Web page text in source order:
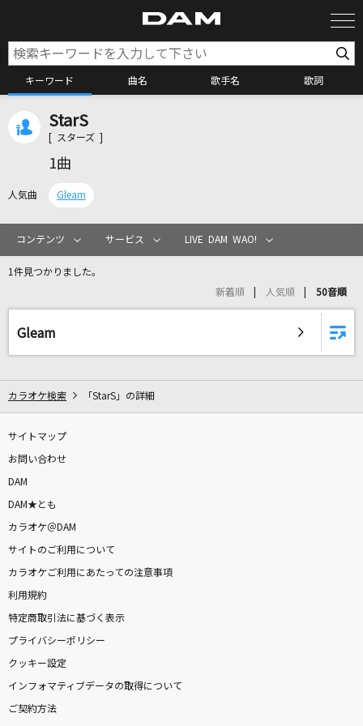
キーワード 曲名 歌手名 歌詞
カラオケリクエスト
MY FIRST STORY
紅(KURENAI)
愛唄
GReeeeN
秒針を噛む
ずっと真夜中でいいのに。
ここにはないもの
StarS
[ スターズ ]
1曲
人気曲 Gleam
コンテンツ サービス LIVE DAM WAO!
1件見つかりました。
新着順 人気順 50音順
Gleam
カラオケ検索 「StarS」の詳細
サイトマップ
お問い合わせ
DAM
DAM★とも
カラオケ＠DAM
サイトのご利用について
カラオケご利用にあたっての注意事項
利用規約
特定商取引法に基づく表示
プライバシーポリシー
クッキー設定
インフォマティブデータの取得について
ご契約方法